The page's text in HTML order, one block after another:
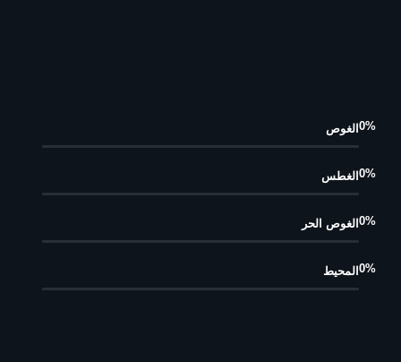
الغوص0%
الغطس0%
الغوص الحر0%
المحيط0%